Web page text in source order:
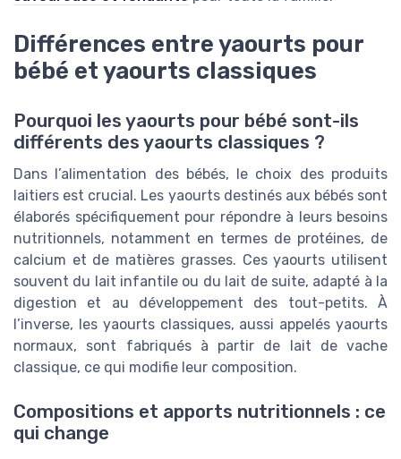
Différences entre yaourts pour
bébé et yaourts classiques
Pourquoi les yaourts pour bébé sont-ils
différents des yaourts classiques ?
Dans l’alimentation des bébés, le choix des produits
laitiers est crucial. Les yaourts destinés aux bébés sont
élaborés spécifiquement pour répondre à leurs besoins
nutritionnels, notamment en termes de protéines, de
calcium et de matières grasses. Ces yaourts utilisent
souvent du lait infantile ou du lait de suite, adapté à la
digestion et au développement des tout-petits. À
l’inverse, les yaourts classiques, aussi appelés yaourts
normaux, sont fabriqués à partir de lait de vache
classique, ce qui modifie leur composition.
Compositions et apports nutritionnels : ce
qui change